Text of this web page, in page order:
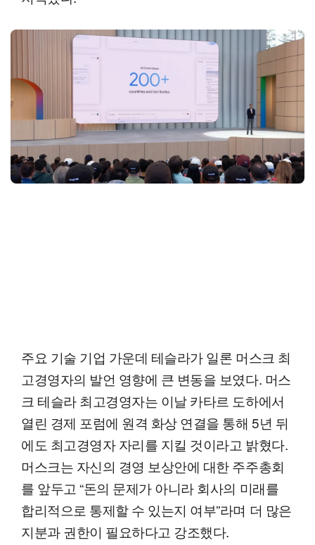
주요 기술 기업 가운데 테슬라가 일론 머스크 최
고경영자의 발언 영향에 큰 변동을 보였다. 머스
크 테슬라 최고경영자는 이날 카타르 도하에서
열린 경제 포럼에 원격 화상 연결을 통해 5년 뒤
에도 최고경영자 자리를 지킬 것이라고 밝혔다.
머스크는 자신의 경영 보상안에 대한 주주총회
를 앞두고 “돈의 문제가 아니라 회사의 미래를
합리적으로 통제할 수 있는지 여부”라며 더 많은
지분과 권한이 필요하다고 강조했다.